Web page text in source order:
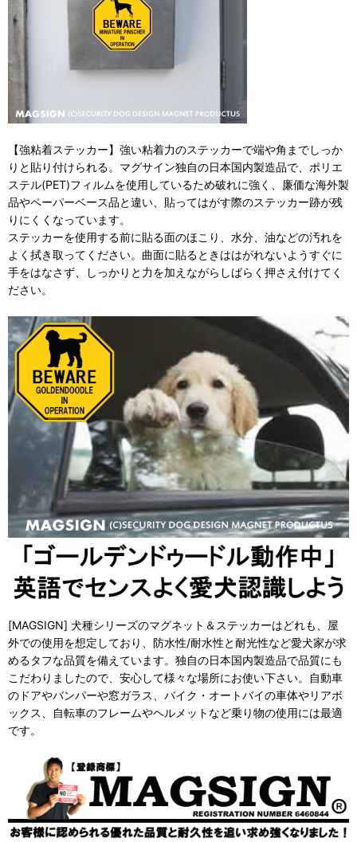
【強粘着ステッカー】強い粘着力のステッカーで端や角までしっか
りと貼り付けられる。マグサイン独自の日本国内製造品で、ポリエ
ステル(PET)フィルムを使用しているため破れに強く、廉価な海外製
品やペーパーベース品と違い、貼ってはがす際のステッカー跡が残
りにくくなっています。
ステッカーを使用する前に貼る面のほこり、水分、油などの汚れを
よく拭き取ってください。曲面に貼るときははがれないようすぐに
手をはなさず、しっかりと力を加えながらしばらく押さえ付けてく
ださい。
[MAGSIGN] 犬種シリーズのマグネット＆ステッカーはどれも、屋
外での使用を想定しており、防水性/耐水性と耐光性など愛犬家が求
めるタフな品質を備えています。独自の日本国内製造品で品質にも
こだわりましたので、安心して様々な場所にお使い下さい。自動車
のドアやバンパーや窓ガラス、バイク・オートバイの車体やリアボ
ックス、自転車のフレームやヘルメットなど乗り物の使用には最適
です。